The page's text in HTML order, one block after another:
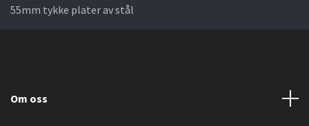
55mm tykke plater av stål
Om oss